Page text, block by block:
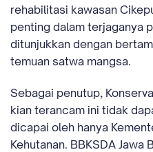
rehabilitasi kawasan
penting dalam terjaganya
ditunjukkan dengan
temuan satwa mangsa.
Sebagai penutup,
kian terancam ini tidak
dicapai oleh hanya
Kehutanan. BBKSDA